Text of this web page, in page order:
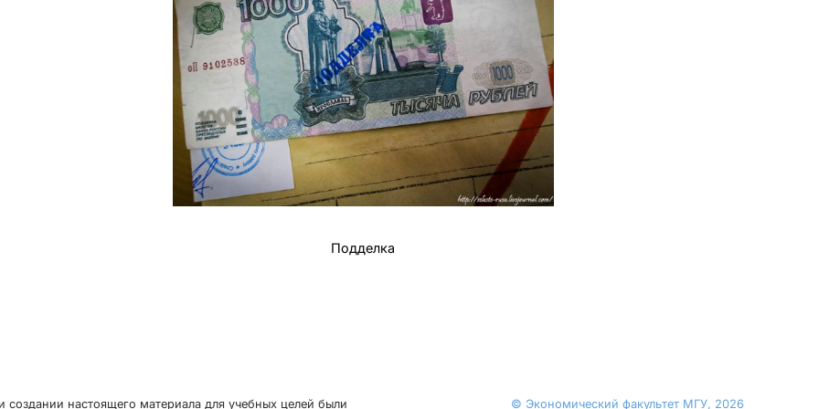
Подделка
создании настоящего материала для учебных целей были © Экономический факультет МГУ, 2026